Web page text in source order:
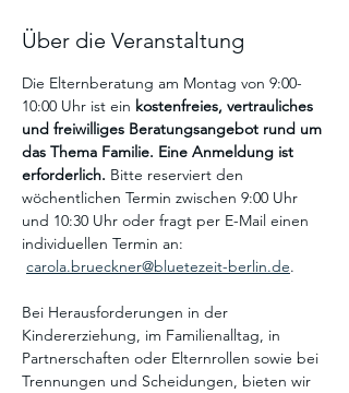
Über die Veranstaltung
Die Elternberatung am Montag von 9:00-
10:00 Uhr ist ein kostenfreies, vertrauliches
und freiwilliges Beratungsangebot rund um
das Thema Familie. Eine Anmeldung ist
erforderlich. Bitte reserviert den
wöchentlichen Termin zwischen 9:00 Uhr
und 10:30 Uhr oder fragt per E-Mail einen
individuellen Termin an:
carola.brueckner@bluetezeit-berlin.de.
Bei Herausforderungen in der
Kindererziehung, im Familienalltag, in
Partnerschaften oder Elternrollen sowie bei
Trennungen und Scheidungen, bieten wir